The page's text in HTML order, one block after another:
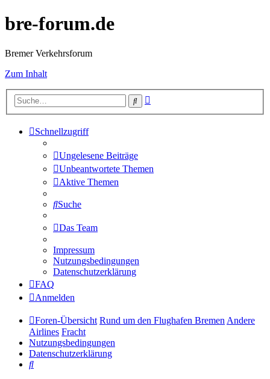
bre-forum.de
Bremer Verkehrsforum
Zum Inhalt
Suche
Schnellzugriff
Ungelesene Beiträge
Unbeantwortete Themen
Aktive Themen
Suche
Das Team
Impressum
Nutzungsbedingungen
Datenschutzerklärung
FAQ
Anmelden
Foren-Übersicht Rund um den Flughafen BremenAndere
Airlines Fracht
Nutzungsbedingungen
Datenschutzerklärung
Suche